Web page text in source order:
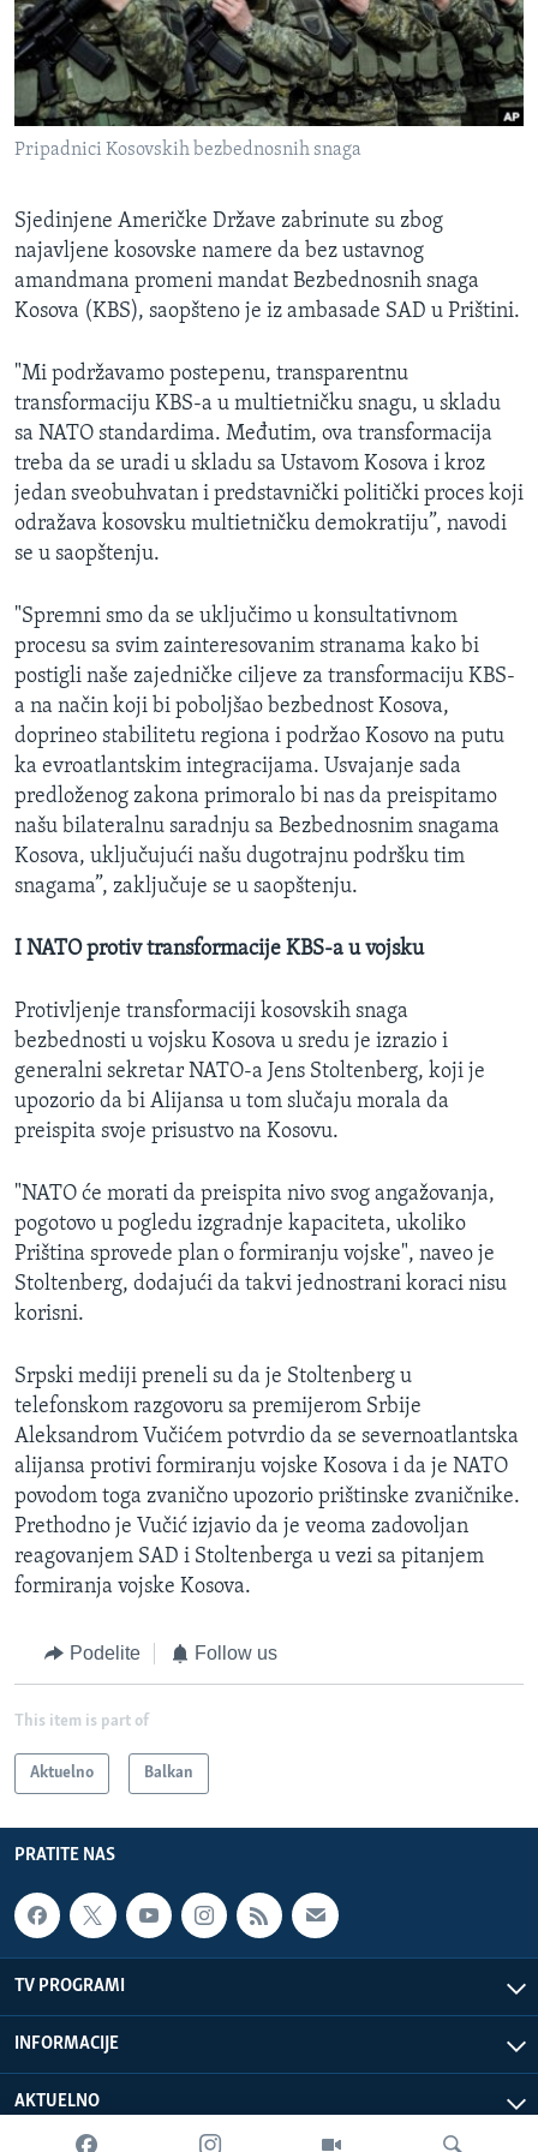
SPORT
INTERVJU
Pripadnici Kosovskih bezbednosnih snaga
Sjedinjene Američke Države zabrinute su zbog
najavljene kosovske namere da bez ustavnog
amandmana promeni mandat Bezbednosnih snaga
Kosova (KBS), saopšteno je iz ambasade SAD u Prištini.
"Mi podržavamo postepenu, transparentnu
transformaciju KBS-a u multietničku snagu, u skladu
sa NATO standardima. Međutim, ova transformacija
treba da se uradi u skladu sa Ustavom Kosova i kroz
jedan sveobuhvatan i predstavnički politički proces koji
odražava kosovsku multietničku demokratiju”, navodi
se u saopštenju.
"Spremni smo da se uključimo u konsultativnom
procesu sa svim zainteresovanim stranama kako bi
postigli naše zajedničke ciljeve za transformaciju KBS-
a na način koji bi poboljšao bezbednost Kosova,
doprineo stabilitetu regiona i podržao Kosovo na putu
ka evroatlantskim integracijama. Usvajanje sada
predloženog zakona primoralo bi nas da preispitamo
našu bilateralnu saradnju sa Bezbednosnim snagama
Kosova, uključujući našu dugotrajnu podršku tim
snagama”, zaključuje se u saopštenju.
I NATO protiv transformacije KBS-a u vojsku
Protivljenje transformaciji kosovskih snaga
bezbednosti u vojsku Kosova u sredu je izrazio i
generalni sekretar NATO-a Jens Stoltenberg, koji je
upozorio da bi Alijansa u tom slučaju morala da
preispita svoje prisustvo na Kosovu.
"NATO će morati da preispita nivo svog angažovanja,
pogotovo u pogledu izgradnje kapaciteta, ukoliko
Priština sprovede plan o formiranju vojske", naveo je
Stoltenberg, dodajući da takvi jednostrani koraci nisu
korisni.
Srpski mediji preneli su da je Stoltenberg u
telefonskom razgovoru sa premijerom Srbije
Aleksandrom Vučićem potvrdio da se severnoatlantska
alijansa protivi formiranju vojske Kosova i da je NATO
povodom toga zvanično upozorio prištinske zvaničnike.
Prethodno je Vučić izjavio da je veoma zadovoljan
reagovanjem SAD i Stoltenberga u vezi sa pitanjem
formiranja vojske Kosova.
Podelite Follow us
This item is part of
Aktuelno Balkan
PRATITE NAS
TV PROGRAMI
INFORMACIJE
AKTUELNO